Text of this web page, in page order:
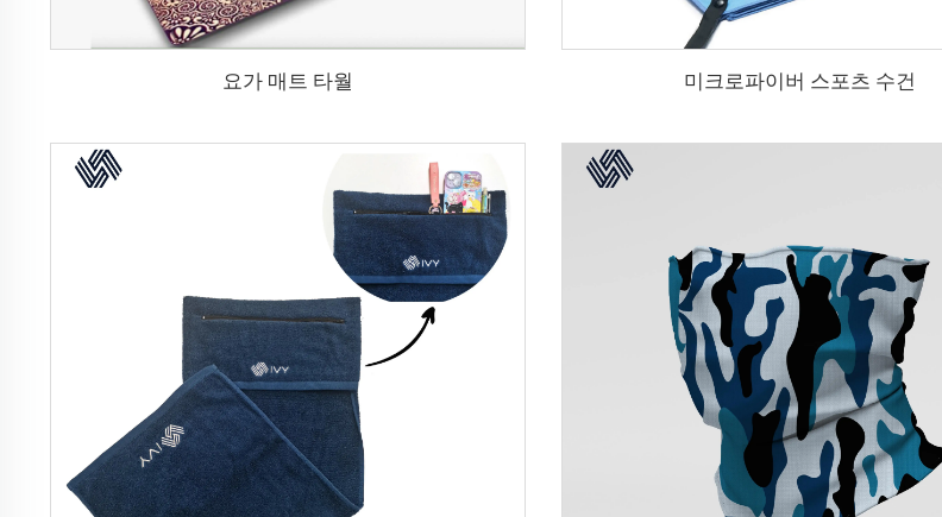
요가 매트 타월 미크로파이버 스포츠 수건